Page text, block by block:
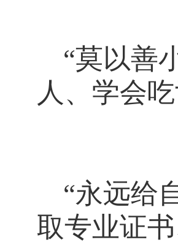
“莫以善
人、学会
“永远给
取专业证